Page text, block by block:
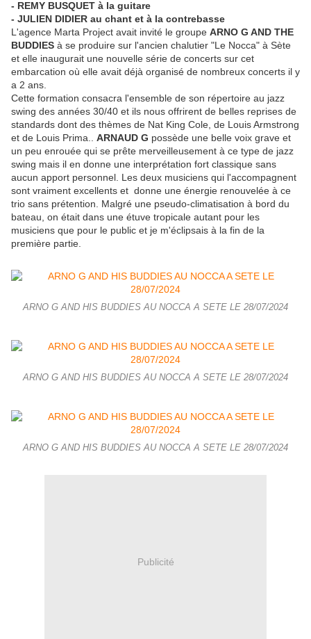
- REMY BUSQUET à la guitare
- JULIEN DIDIER au chant et à la contrebasse
L'agence Marta Project avait invité le groupe ARNO G AND THE
BUDDIES à se produire sur l'ancien chalutier "Le Nocca" à Sète
et elle inaugurait une nouvelle série de concerts sur cet
embarcation où elle avait déjà organisé de nombreux concerts il y
a 2 ans.
Cette formation consacra l'ensemble de son répertoire au jazz
swing des années 30/40 et ils nous offrirent de belles reprises de
standards dont des thèmes de Nat King Cole, de Louis Armstrong
et de Louis Prima.. ARNAUD G possède une belle voix grave et
un peu enrouée qui se prête merveilleusement à ce type de jazz
swing mais il en donne une interprétation fort classique sans
aucun apport personnel. Les deux musiciens qui l'accompagnent
sont vraiment excellents et donne une énergie renouvelée à ce
trio sans prétention. Malgré une pseudo-climatisation à bord du
bateau, on était dans une étuve tropicale autant pour les
musiciens que pour le public et je m'éclipsais à la fin de la
première partie.
ARNO G AND HIS BUDDIES AU NOCCA A SETE LE 28/07/2024
ARNO G AND HIS BUDDIES AU NOCCA A SETE LE 28/07/2024
ARNO G AND HIS BUDDIES AU NOCCA A SETE LE 28/07/2024
Publicité